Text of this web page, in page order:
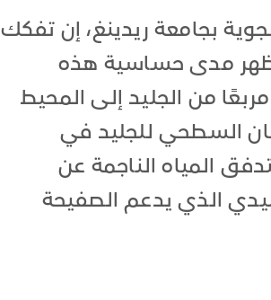
بجامعة ريدينغ، إن تفكك
منصة "لارسن بي" الجليدية عام 2002 أظهر مدى حساسية هذه
تدفق نحو 3250 كيلومترًا مربعًا من الجليد إلى المحيط
السطحي للجليد في
المياه الناجمة عن
الذي يدعم الصفيحة